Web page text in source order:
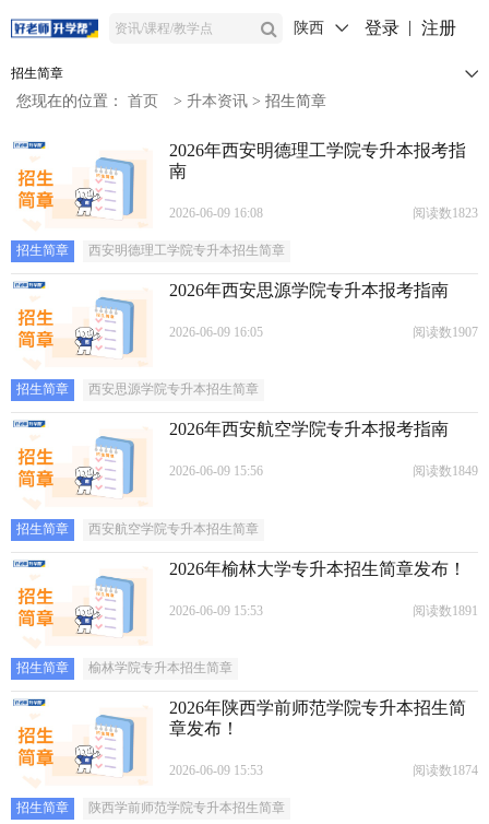
陕西 登录 注册
招生简章
您现在的位置： 首页 > 升本资讯 > 招生简章
2026年西安明德理工学院专升本报考指
南
2026-06-09 16:08 阅读数1823
招生简章 西安明德理工学院专升本招生简章
2026年西安思源学院专升本报考指南
2026-06-09 16:05 阅读数1907
招生简章 西安思源学院专升本招生简章
2026年西安航空学院专升本报考指南
2026-06-09 15:56 阅读数1849
招生简章 西安航空学院专升本招生简章
2026年榆林大学专升本招生简章发布！
2026-06-09 15:53 阅读数1891
招生简章 榆林学院专升本招生简章
2026年陕西学前师范学院专升本招生简
章发布！
2026-06-09 15:53 阅读数1874
招生简章 陕西学前师范学院专升本招生简章